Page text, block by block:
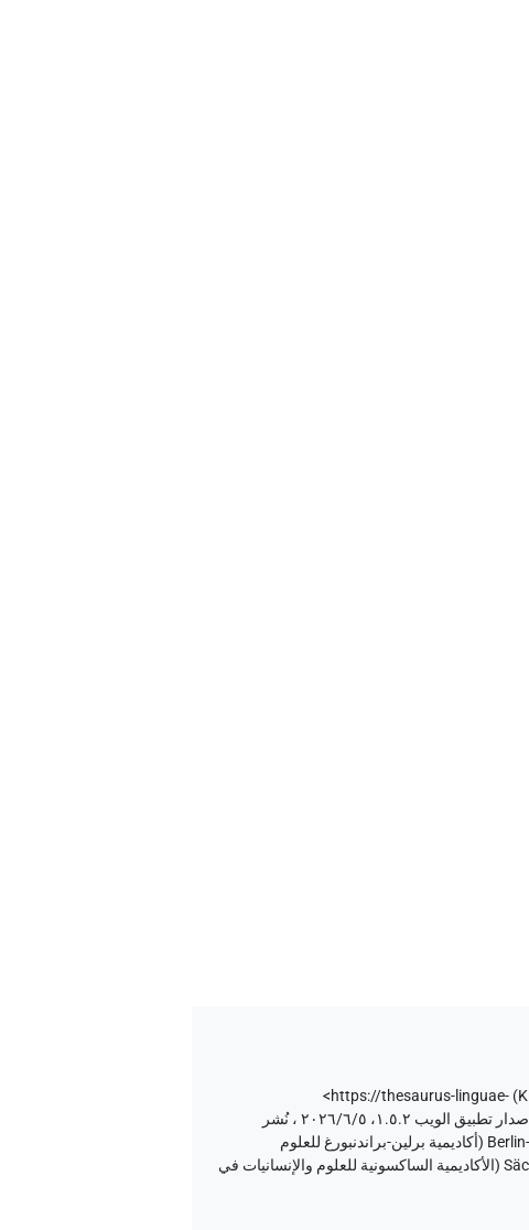
)
<https://thesaurus-linguae-
إصدار المتن ٢٠، إصدار تطبيق الويب ۱.٥.٢، ٢٠٢٦/٦/٥ ، نُشر
بواسطة Tonio Sebastian Richter و Daniel A. Werning نيابة عن Berlin-Brandenburgische Akademie der Wissenschaften (أكاديمية برلين-براندنبورغ للعلوم
والإنسانيات) و Hans-Werner Fischer-Elfert و Peter Dils نيابة عن Sächsische Akademie der Wissenschaften zu Leipzig (الأكاديمية الساكسونية للعلوم والإنسانيات في